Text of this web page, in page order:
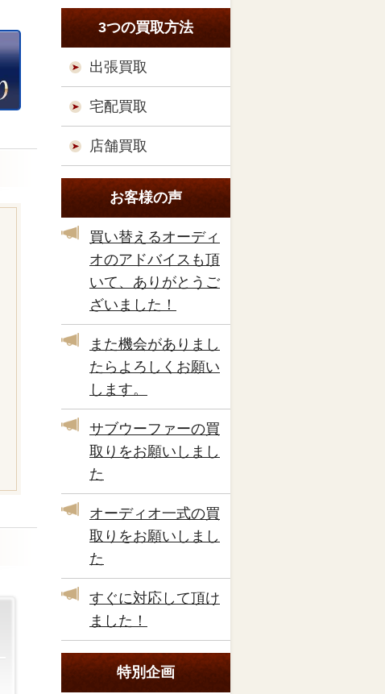
3つの買取方法
出張買取
宅配買取
店舗買取
お客様の声
買い替えるオーディ
オのアドバイスも頂
いて、ありがとうご
ざいました！
また機会がありまし
たらよろしくお願い
します。
サブウーファーの買
取りをお願いしまし
た
オーディオ一式の買
取りをお願いしまし
た
すぐに対応して頂け
ました！
特別企画